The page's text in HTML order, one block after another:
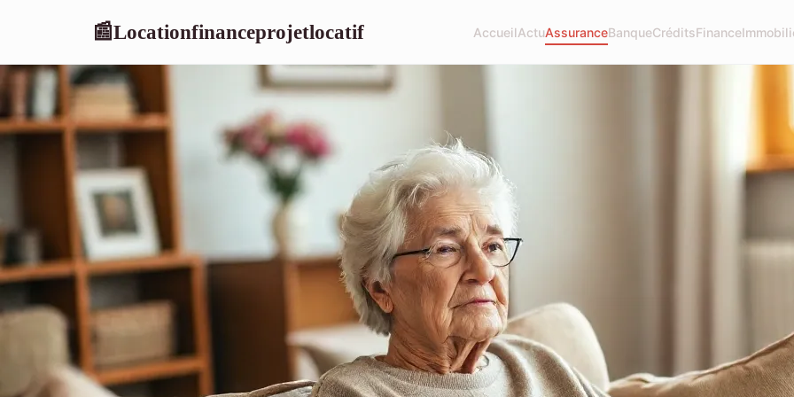
📰Locationfinanceprojetlocatif AccueilActuAssuranceBanqueCréditsFinance